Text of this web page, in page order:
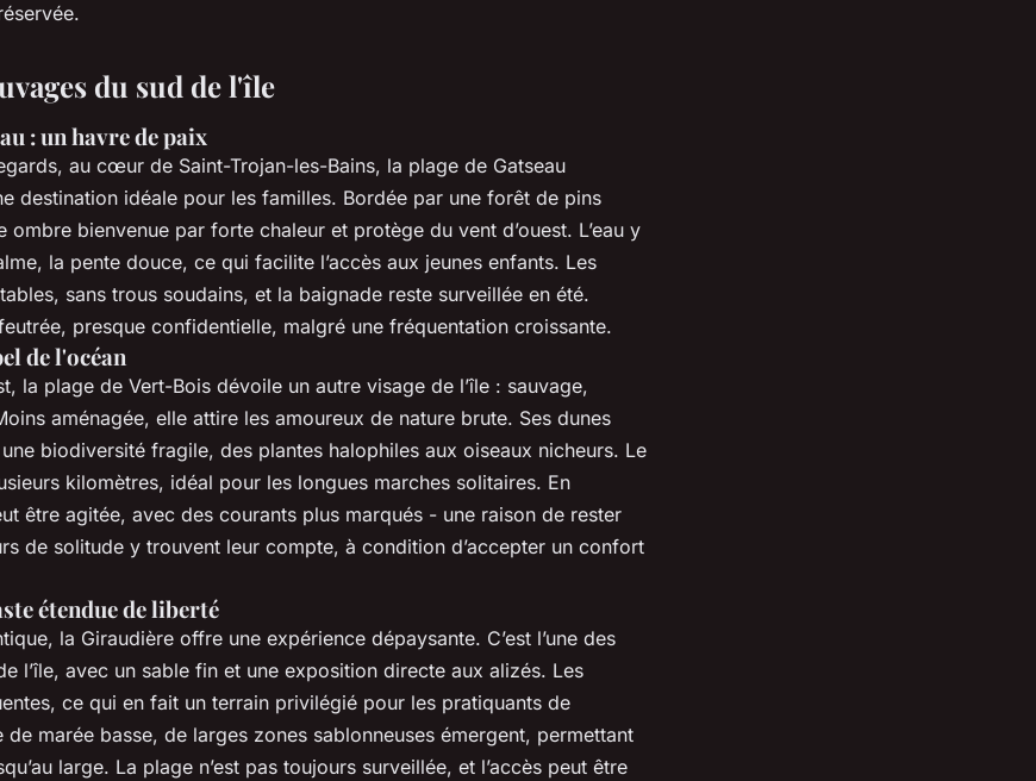
du sud de l'île
: un havre de paix
au cœur de Saint-Trojan-les-Bains, la plage de Gatseau
destination idéale pour les familles. Bordée par une forêt de pins
ombre bienvenue par forte chaleur et protège du vent d’ouest. L’eau y
la pente douce, ce qui facilite l’accès aux jeunes enfants. Les
sans trous soudains, et la baignade reste surveillée en été.
presque confidentielle, malgré une fréquentation croissante.
de l'océan
la plage de Vert-Bois dévoile un autre visage de l’île : sauvage,
aménagée, elle attire les amoureux de nature brute. Ses dunes
biodiversité fragile, des plantes halophiles aux oiseaux nicheurs. Le
kilomètres, idéal pour les longues marches solitaires. En
être agitée, avec des courants plus marqués - une raison de rester
de solitude y trouvent leur compte, à condition d’accepter un confort
étendue de liberté
la Giraudière offre une expérience dépaysante. C’est l’une des
l’île, avec un sable fin et une exposition directe aux alizés. Les
ce qui en fait un terrain privilégié pour les pratiquants de
de marée basse, de larges zones sablonneuses émergent, permettant
large. La plage n’est pas toujours surveillée, et l’accès peut être